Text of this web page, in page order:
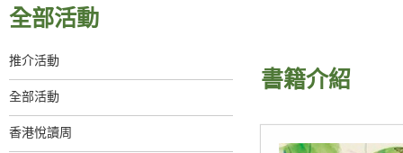
全部活動
推介活動
全部活動
香港悅讀周
書籍介紹